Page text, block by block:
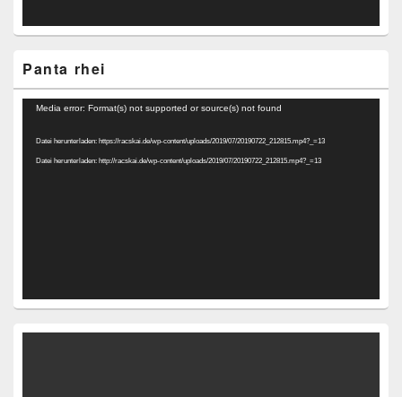
Panta rhei
Video-
Media error: Format(s) not supported or source(s) not found
Datei herunterladen: https://racskai.de/wp-content/uploads/2019/07/20190722_212815.mp4?_=13
Datei herunterladen: http://racskai.de/wp-content/uploads/2019/07/20190722_212815.mp4?_=13